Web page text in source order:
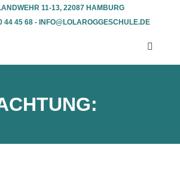
11-13, 22087 HAMBURG
44 45 68 - INFO@LOLAROGGESCHULE.DE​